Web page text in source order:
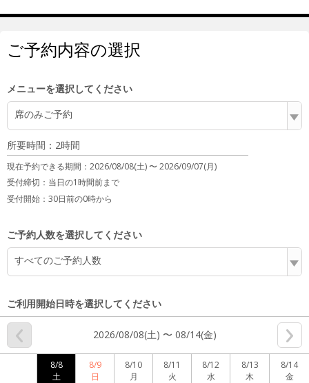
ご予約内容の選択
メニューを選択してください
席のみご予約
所要時間：2時間
現在予約できる期間： 2026/08/08(土) 〜2026/09/07(月)
受付締切： 当日の1時間前まで
受付開始： 30日前の0時から
ご予約人数を選択してください
すべてのご予約人数
ご利用開始日時を選択してください
2026/08/08(土) 〜 08/14(金)
8/8
土
8/9
日
8/10
月
8/11
火
8/12
水
8/13
木
8/14
金